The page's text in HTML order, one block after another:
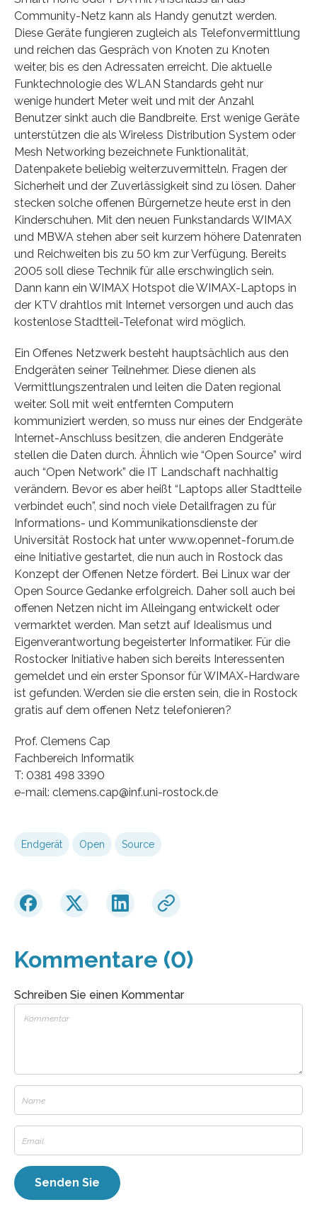
Community-Netz kann als Handy genutzt werden.
Diese Geräte fungieren zugleich als Telefonvermittlung
und reichen das Gespräch von Knoten zu Knoten
weiter, bis es den Adressaten erreicht. Die aktuelle
Funktechnologie des WLAN Standards geht nur
wenige hundert Meter weit und mit der Anzahl
Benutzer sinkt auch die Bandbreite. Erst wenige Geräte
unterstützen die als Wireless Distribution System oder
Mesh Networking bezeichnete Funktionalität,
Datenpakete beliebig weiterzuvermitteln. Fragen der
Sicherheit und der Zuverlässigkeit sind zu lösen. Daher
stecken solche offenen Bürgernetze heute erst in den
Kinderschuhen. Mit den neuen Funkstandards WIMAX
und MBWA stehen aber seit kurzem höhere Datenraten
und Reichweiten bis zu 50 km zur Verfügung. Bereits
2005 soll diese Technik für alle erschwinglich sein.
Dann kann ein WIMAX Hotspot die WIMAX-Laptops in
der KTV drahtlos mit Internet versorgen und auch das
kostenlose Stadtteil-Telefonat wird möglich.
Ein Offenes Netzwerk besteht hauptsächlich aus den
Endgeräten seiner Teilnehmer. Diese dienen als
Vermittlungszentralen und leiten die Daten regional
weiter. Soll mit weit entfernten Computern
kommuniziert werden, so muss nur eines der Endgeräte
Internet-Anschluss besitzen, die anderen Endgeräte
stellen die Daten durch. Ähnlich wie “Open Source” wird
auch “Open Network” die IT Landschaft nachhaltig
verändern. Bevor es aber heißt “Laptops aller Stadtteile
verbindet euch”, sind noch viele Detailfragen zu für
Informations- und Kommunikationsdienste der
Universität Rostock hat unter www.opennet-forum.de
eine Initiative gestartet, die nun auch in Rostock das
Konzept der Offenen Netze fördert. Bei Linux war der
Open Source Gedanke erfolgreich. Daher soll auch bei
offenen Netzen nicht im Alleingang entwickelt oder
vermarktet werden. Man setzt auf Idealismus und
Eigenverantwortung begeisterter Informatiker. Für die
Rostocker Initiative haben sich bereits Interessenten
gemeldet und ein erster Sponsor für WIMAX-Hardware
ist gefunden. Werden sie die ersten sein, die in Rostock
gratis auf dem offenen Netz telefonieren?
Prof. Clemens Cap
Fachbereich Informatik
T: 0381 498 3390
e-mail: clemens.cap@inf.uni-rostock.de
Endgerät Open Source
Kommentare (0)
Schreiben Sie einen Kommentar